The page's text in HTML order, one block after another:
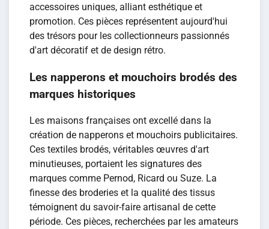
accessoires uniques, alliant esthétique et
promotion. Ces pièces représentent aujourd'hui
des trésors pour les collectionneurs passionnés
d'art décoratif et de design rétro.
Les napperons et mouchoirs brodés des
marques historiques
Les maisons françaises ont excellé dans la
création de napperons et mouchoirs publicitaires.
Ces textiles brodés, véritables œuvres d'art
minutieuses, portaient les signatures des
marques comme Pernod, Ricard ou Suze. La
finesse des broderies et la qualité des tissus
témoignent du savoir-faire artisanal de cette
période. Ces pièces, recherchées par les amateurs